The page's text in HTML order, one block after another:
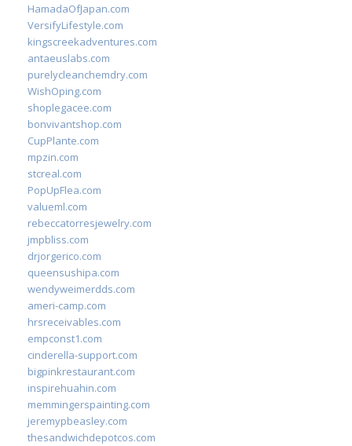
HamadaOfJapan.com
VersifyLifestyle.com
kingscreekadventures.com
antaeuslabs.com
purelycleanchemdry.com
WishOping.com
shoplegacee.com
bonvivantshop.com
CupPlante.com
mpzin.com
stcreal.com
PopUpFlea.com
valueml.com
rebeccatorresjewelry.com
jmpbliss.com
drjorgerico.com
queensushipa.com
wendyweimerdds.com
ameri-camp.com
hrsreceivables.com
empconst1.com
cinderella-support.com
bigpinkrestaurant.com
inspirehuahin.com
memmingerspainting.com
jeremypbeasley.com
thesandwichdepotcos.com